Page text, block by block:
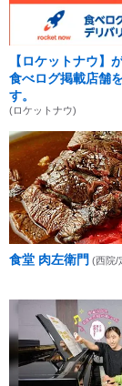
【ロケットナウ】
食べログ掲載店舗
す。
(ロケットナウ)
食堂 肉左衛門 (西院/